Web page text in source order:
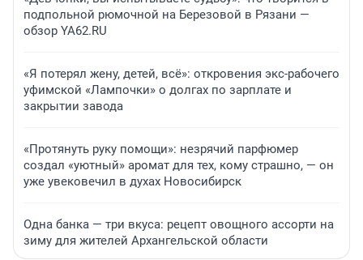
подпольной рюмочной на Березовой в Рязани —
обзор YA62.RU
«Я потерял жену, детей, всё»: откровения экс-рабочего
уфимской «Лампочки» о долгах по зарплате и
закрытии завода
«Протянуть руку помощи»: незрячий парфюмер
создал «уютный» аромат для тех, кому страшно, — он
уже увековечил в духах Новосибирск
Одна банка — три вкуса: рецепт овощного ассорти на
зиму для жителей Архангельской области